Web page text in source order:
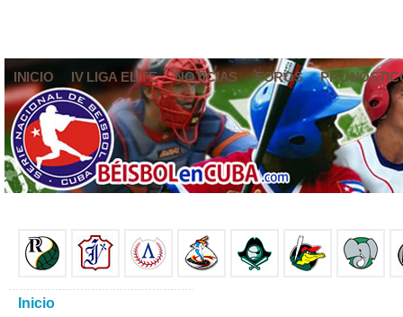
INICIO IV LIGA ELITE NOTICIAS FOROS
Inicio